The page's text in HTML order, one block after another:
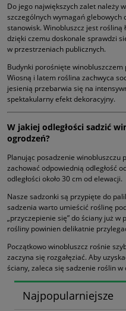
Do jego największych zalet należy
szczególnych wymagań
stanowisk. Winobluszcz jest rośliną
dzięki czemu doskonale sprawdzi
w przestrzeniach publicznych.
Budynki porośnięte
Wiosną i latem roślina zachwyca
jesienią przebarwia się na
spektakularny efekt dekoracyjny.
W jakiej odległości sadzić
ogrodzeń?
Planując posadzenie winobluszczu
zachować odpowiednią odległość
odległości około 30 cm od elewacji.
Nasze sadzonki są przypięte do
sadzenia warto umieścić roślinę
„przyczepienie się” do ściany już
rośliny powinien delikatnie
Początkowo winobluszcz rośnie
zaczyna się rozgałęziać. Aby
ściany, zaleca się sadzenie roślin w
Najpopularniejsze